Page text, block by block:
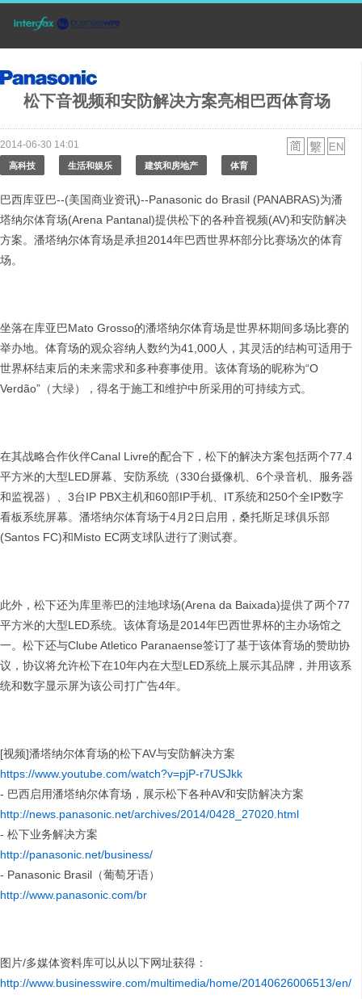
松下音视频和安防解决方案亮相巴西体育场
2014-06-30 14:01
高科技 生活和娱乐 建筑和房地产 体育
巴西库亚巴--(美国商业资讯)--Panasonic do Brasil (PANABRAS)为潘
塔纳尔体育场(Arena Pantanal)提供松下的各种音视频(AV)和安防解决
方案。潘塔纳尔体育场是承担2014年巴西世界杯部分比赛场次的体育
场。
坐落在库亚巴Mato Grosso的潘塔纳尔体育场是世界杯期间多场比赛的
举办地。体育场的观众容纳人数约为41,000人，其灵活的结构可适用于
世界杯结束后的未来需求和多种赛事使用。该体育场的昵称为“O
Verdão”（大绿），得名于施工和维护中所采用的可持续方式。
在其战略合作伙伴Canal Livre的配合下，松下的解决方案包括两个77.4
平方米的大型LED屏幕、安防系统（330台摄像机、6个录音机、服务器
和监视器）、3台IP PBX主机和60部IP手机、IT系统和250个全IP数字
看板系统屏幕。潘塔纳尔体育场于4月2日启用，桑托斯足球俱乐部
(Santos FC)和Misto EC两支球队进行了测试赛。
此外，松下还为库里蒂巴的洼地球场(Arena da Baixada)提供了两个77
平方米的大型LED系统。该体育场是2014年巴西世界杯的主办场馆之
一。松下还与Clube Atletico Paranaense签订了基于该体育场的赞助协
议，协议将允许松下在10年内在大型LED系统上展示其品牌，并用该系
统和数字显示屏为该公司打广告4年。
[视频]潘塔纳尔体育场的松下AV与安防解决方案
https://www.youtube.com/watch?v=pjP-r7USJkk
- 巴西启用潘塔纳尔体育场，展示松下各种AV和安防解决方案
http://news.panasonic.net/archives/2014/0428_27020.html
- 松下业务解决方案
http://panasonic.net/business/
- Panasonic Brasil（葡萄牙语）
http://www.panasonic.com/br
图片/多媒体资料库可以从以下网址获得：
http://www.businesswire.com/multimedia/home/20140626006513/en/